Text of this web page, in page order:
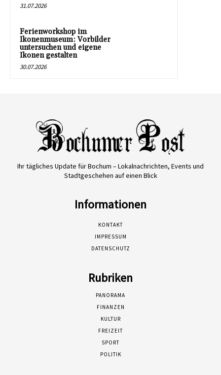
31.07.2026
Ferienworkshop im
Ikonenmuseum: Vorbilder
untersuchen und eigene
Ikonen gestalten
30.07.2026
Ihr tägliches Update für Bochum – Lokalnachrichten, Events und
Stadtgeschehen auf einen Blick
Informationen
KONTAKT
IMPRESSUM
DATENSCHUTZ
Rubriken
PANORAMA
FINANZEN
KULTUR
FREIZEIT
SPORT
POLITIK